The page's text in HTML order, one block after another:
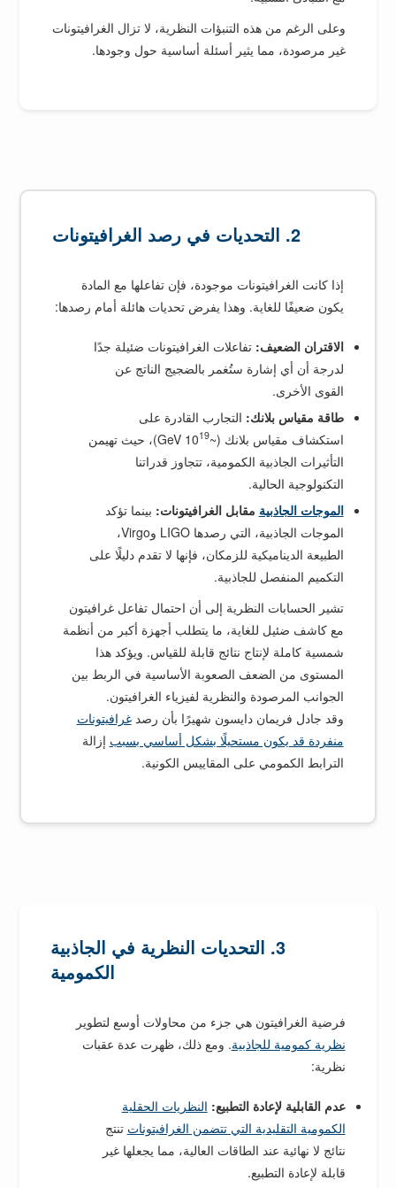
وعلى الرغم من هذه التنبؤات النظرية، لا تزال الغرافيتونات
غير مرصودة، مما يثير أسئلة أساسية حول وجودها.
2. التحديات في رصد الغرافيتونات
إذا كانت الغرافيتونات موجودة، فإن تفاعلها مع المادة
يكون ضعيفًا للغاية. وهذا يفرض تحديات هائلة أمام رصدها:
الاقتران الضعيف: تفاعلات الغرافيتونات ضئيلة جدًا
لدرجة أن أي إشارة ستُغمر بالضجيج الناتج عن
القوى الأخرى.
طاقة مقياس بلانك: التجارب القادرة على
استكشاف مقياس بلانك (~1019
GeV)، حيث تهيمن
التأثيرات الجاذبية الكمومية، تتجاوز قدراتنا
التكنولوجية الحالية.
الموجات الجاذبية مقابل الغرافيتونات: بينما تؤكد
الموجات الجاذبية، التي رصدها LIGO وVirgo،
الطبيعة الديناميكية للزمكان، فإنها لا تقدم دليلًا على
التكميم المنفصل للجاذبية.
تشير الحسابات النظرية إلى أن احتمال تفاعل غرافيتون
مع كاشف ضئيل للغاية، ما يتطلب أجهزة أكبر من أنظمة
شمسية كاملة لإنتاج نتائج قابلة للقياس. ويؤكد هذا
المستوى من الضعف الصعوبة الأساسية في الربط بين
الجوانب المرصودة والنظرية لفيزياء الغرافيتون.
وقد جادل فريمان دايسون شهيرًا بأن رصدغرافيتونات
منفردة قد يكون مستحيلًا بشكل أساسي بسبب إزالة
الترابط الكمومي على المقاييس الكونية.
3. التحديات النظرية في الجاذبية
الكمومية
فرضية الغرافيتون هي جزء من محاولات أوسع لتطوير
نظرية كمومية للجاذبية. ومع ذلك، ظهرت عدة عقبات
نظرية:
عدم القابلية لإعادة التطبيع: النظريات الحقلية
الكمومية التقليدية التي تتضمن الغرافيتونات تنتج
نتائج لا نهائية عند الطاقات العالية، مما يجعلها غير
قابلة لإعادة التطبيع.